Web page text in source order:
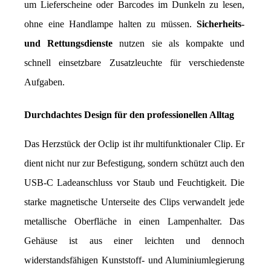
um Lieferscheine oder Barcodes im Dunkeln zu lesen,
ohne eine Handlampe halten zu müssen. Sicherheits-
und Rettungsdienste nutzen sie als kompakte und
schnell einsetzbare Zusatzleuchte für verschiedenste
Aufgaben.
Durchdachtes Design für den professionellen Alltag
Das Herzstück der Oclip ist ihr multifunktionaler Clip. Er
dient nicht nur zur Befestigung, sondern schützt auch den
USB-C Ladeanschluss vor Staub und Feuchtigkeit. Die
starke magnetische Unterseite des Clips verwandelt jede
metallische Oberfläche in einen Lampenhalter. Das
Gehäuse ist aus einer leichten und dennoch
widerstandsfähigen Kunststoff- und Aluminiumlegierung